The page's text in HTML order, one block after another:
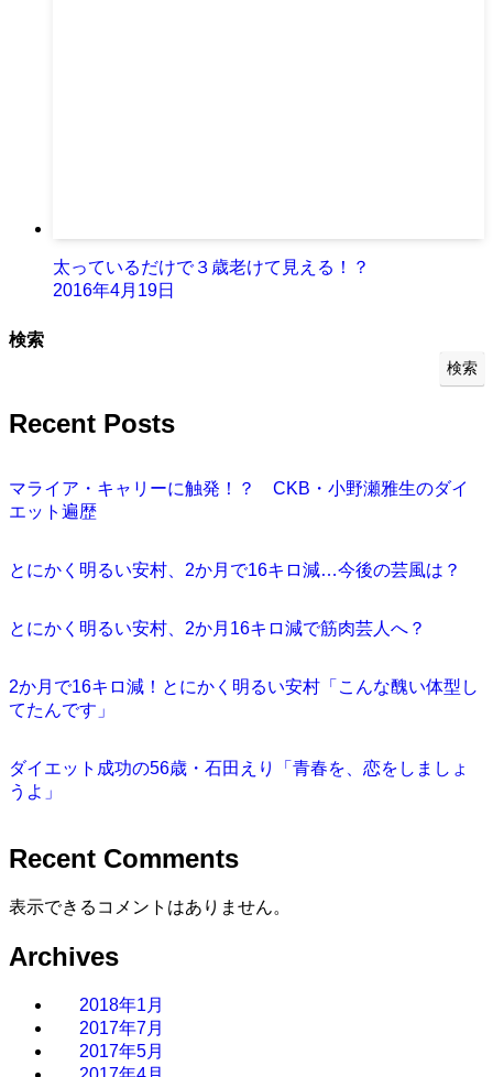
太っているだけで３歳老けて見える！？
2016年4月19日
検索
検索
Recent Posts
マライア・キャリーに触発！？ CKB・小野瀬雅生のダイ
エット遍歴
とにかく明るい安村、2か月で16キロ減…今後の芸風は？
とにかく明るい安村、2か月16キロ減で筋肉芸人へ？
2か月で16キロ減！とにかく明るい安村「こんな醜い体型し
てたんです」
ダイエット成功の56歳・石田えり「青春を、恋をしましょ
うよ」
Recent Comments
表示できるコメントはありません。
Archives
2018年1月
2017年7月
2017年5月